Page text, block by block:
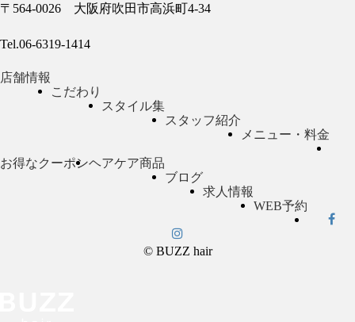
〒564-0026 大阪府吹田市高浜町4-34
Tel.06-6319-1414
店舗情報
こだわり
スタイル集
スタッフ紹介
メニュー・料金
お得なクーポンヘアケア商品
ブログ
求人情報
WEB予約
© BUZZ hair